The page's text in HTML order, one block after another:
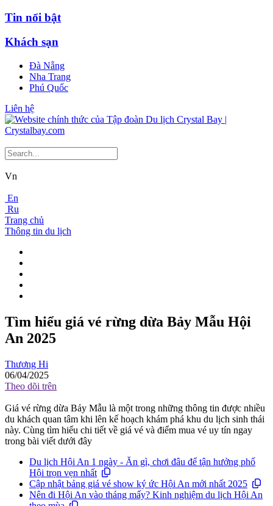
Tin nổi bật
Khách sạn
Đà Nẵng
Nha Trang
Phú Quốc
Liên hệ
Vn
En
Ru
Trang chủ
Thông tin du lịch
Tìm hiểu giá vé rừng dừa Bảy Mẫu Hội
An 2025
Thương Hi
06/04/2025
Theo dõi trên
Giá vé rừng dừa Bảy Mẫu là một trong những thông tin được nhiều
du khách quan tâm khi lên kế hoạch khám phá khu du lịch sinh thái
này. Cùng tìm hiểu chi tiết về giá vé và điểm mua vé uy tín ngay
trong bài viết dưới đây
Du lịch Hội An 1 ngày - Ăn gì, chơi đâu để tận hưởng phố
Hội trọn vẹn nhất
Cập nhật bảng giá vé show ký ức Hội An mới nhất 2025
Nên đi Hội An vào tháng mấy? Kinh nghiệm du lịch Hội An